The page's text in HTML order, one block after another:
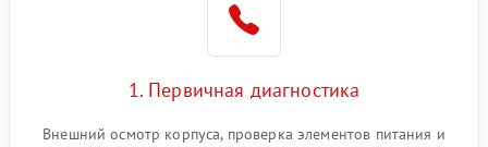
Повреждение системы
1000 ₽ Подробнее →
1. Первичная диагностика
Внешний осмотр корпуса, проверка элементов питания и